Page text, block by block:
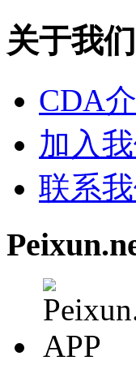
关于我们
CDA
加入
联系